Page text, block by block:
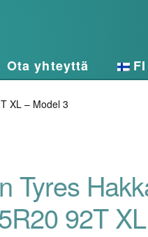
Ota yhteyttä FI
XL – Model 3
Tyres
92T